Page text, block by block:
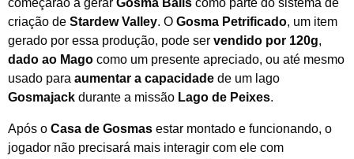
começarão a gerar Gosma Balls como parte do sistema de
criação de Stardew Valley. O Gosma Petrificado, um item
gerado por essa produção, pode ser vendido por 120g,
dado ao Mago como um presente apreciado, ou até mesmo
usado para aumentar a capacidade de um lago
Gosmajack durante a missão Lago de Peixes.
Após o Casa de Gosmas estar montado e funcionando, o
jogador não precisará mais interagir com ele com